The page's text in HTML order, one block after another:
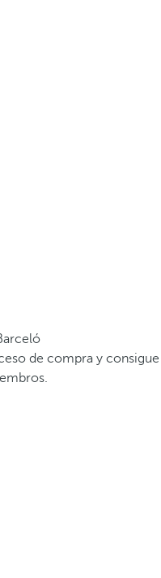
de compra y consigue